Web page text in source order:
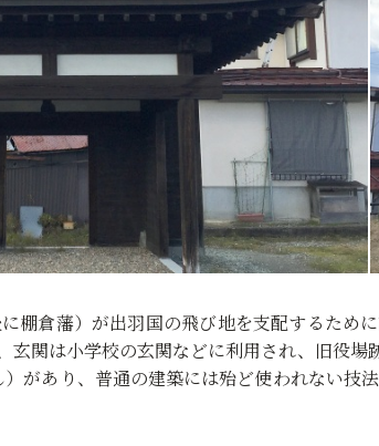
棚倉藩）が出羽国の飛び地を支配するため
関は小学校の玄関などに利用され、旧役場
があり、普通の建築には殆ど使われない技